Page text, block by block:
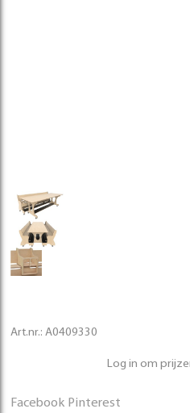
Art.nr.: A0409330
Log in om
Facebook Pinterest